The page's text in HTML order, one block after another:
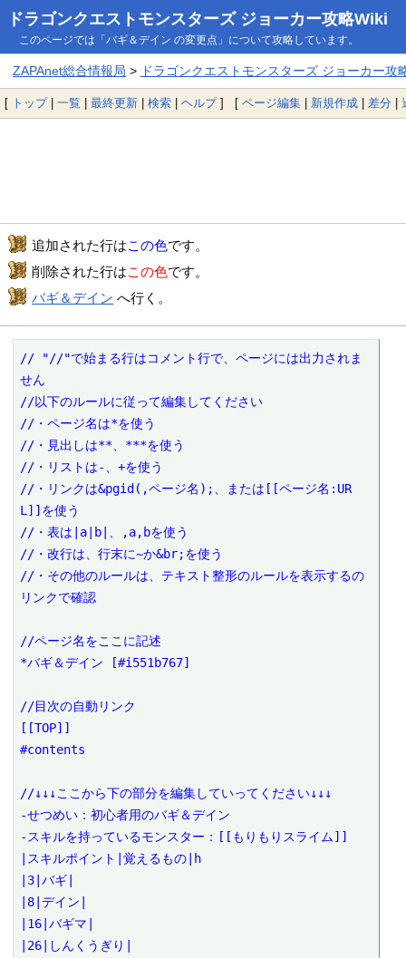
ドラゴンクエストモンスターズ ジョーカー攻略Wiki
このページでは「バギ＆デイン の変更点」について攻略しています。
ZAPAnet総合情報局 > ドラゴンクエストモンスターズ ジョーカー攻
[ トップ| 一覧 | 最終更新 | 検索 | ヘルプ] [ ページ編集 | 新規作成 | 差分 |
追加された行はこの色です。
削除された行はこの色です。
バギ＆デイン へ行く。
// "//"で始まる行はコメント行で、ページには出力されま
せん
//以下のルールに従って編集してください
//・ページ名は*を使う
//・見出しは**、***を使う
//・リストは-、+を使う
//・リンクは&pgid(,ページ名);、または[[ページ名:UR
L]]を使う
//・表は|a|b|、,a,bを使う
//・改行は、行末に~か&br;を使う
//・その他のルールは、テキスト整形のルールを表示するの
リンクで確認
//ページ名をここに記述
*バギ＆デイン [#i551b767]
//目次の自動リンク
[[TOP]]
#contents
//↓↓↓ここから下の部分を編集していってください↓↓↓
-せつめい：初心者用のバギ＆デイン
-スキルを持っているモンスター：[[もりもりスライム]]
|スキルポイント|覚えるもの|h
|3|バギ|
|8|デイン|
|16|バギマ|
|26|しんくうぎり|